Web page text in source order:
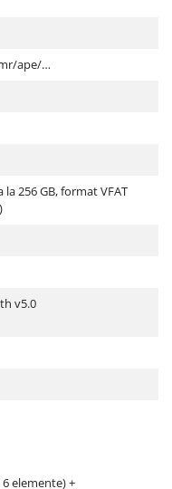
ape/…
256 GB, format VFAT
v5.0
elemente) +